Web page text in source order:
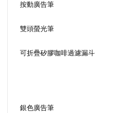
按動廣告筆
雙頭螢光筆
可折疊矽膠咖啡過濾漏斗
銀色廣告筆